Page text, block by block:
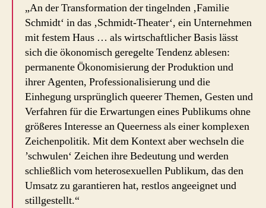
„An der Transformation der tingelnden ‚Familie
Schmidt‘ in das ‚Schmidt-Theater‘, ein Unternehmen
mit festem Haus … als wirtschaftlicher Basis lässt
sich die ökonomisch geregelte Tendenz ablesen:
permanente Ökonomisierung der Produktion und
ihrer Agenten, Professionalisierung und die
Einhegung ursprünglich queerer Themen, Gesten und
Verfahren für die Erwartungen eines Publikums ohne
größeres Interesse an Queerness als einer komplexen
Zeichenpolitik. Mit dem Kontext aber wechseln die
’schwulen‘ Zeichen ihre Bedeutung und werden
schließlich vom heterosexuellen Publikum, das den
Umsatz zu garantieren hat, restlos angeeignet und
stillgestellt.“